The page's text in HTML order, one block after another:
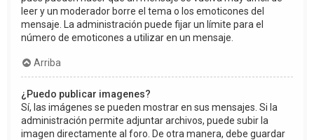
leer y un moderador borre el tema o los emoticones del
mensaje. La administración puede fijar un límite para el
número de emoticones a utilizar en un mensaje.
Arriba
¿Puedo publicar imagenes?
Sí, las imágenes se pueden mostrar en sus mensajes. Si la
administración permite adjuntar archivos, puede subir la
imagen directamente al foro. De otra manera, debe guardar